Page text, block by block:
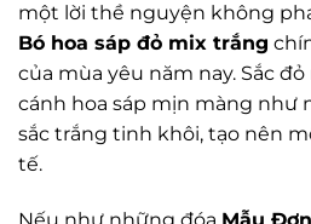
một lời thề nguyện không
Bó hoa sáp đỏ mix trắng
của mùa yêu năm nay. Sắc
cánh hoa sáp mịn màng như
sắc trắng tinh khôi, tạo nên
tế.